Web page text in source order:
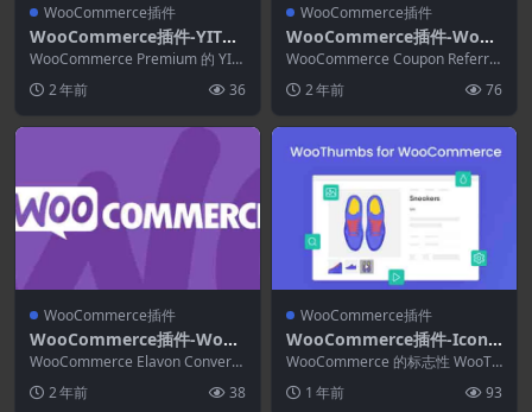
WooCommerce插件
WooCommerce插件-YITH
Event Tickets for WooCo
mmerce Premium 1.34.0
WooCommerce Premium 的 YIT
2 年前 36
WooCommerce插件
WooCommerce插件-WooC
ommerce Coupon Referral
Program 1.7.8
WooCommerce Coupon Referral
2 年前 76
WooCommerce插件
WooCommerce插件-WooC
ommerce Elavon Converg
e Payment Gateway 2.14.5
WooCommerce Elavon Converg
2 年前 38
WooCommerce插件
WooCommerce插件-Iconic
WooThumbs for WooCom
merce 5.12.1
WooCommerce 的标志性 WooTh
库...1 年前 93